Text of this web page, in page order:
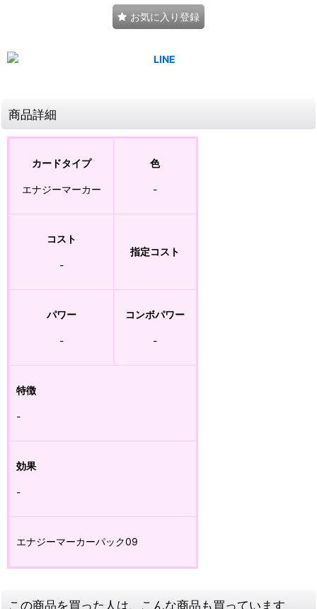
お気に入り登録
商品詳細
カードタイプ
エナジーマーカー
色
-
コスト
-
指定コスト
パワー
-
コンボパワー
-
特徴
-
効果
-
エナジーマーカーパック09
この商品を買った人は、こんな商品も買っています